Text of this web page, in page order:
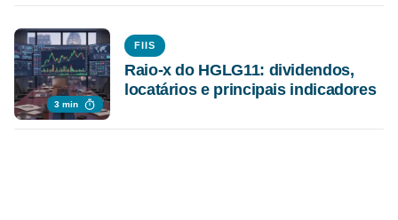
3 min
FIIS
Raio-x do HGLG11: dividendos,
locatários e principais indicadores